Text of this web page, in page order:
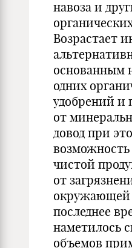
навоза и
Возрастает
основанным
одних
удобрений и
от
довод при
чистой
от
окружающей
последнее
наметилось
объемов